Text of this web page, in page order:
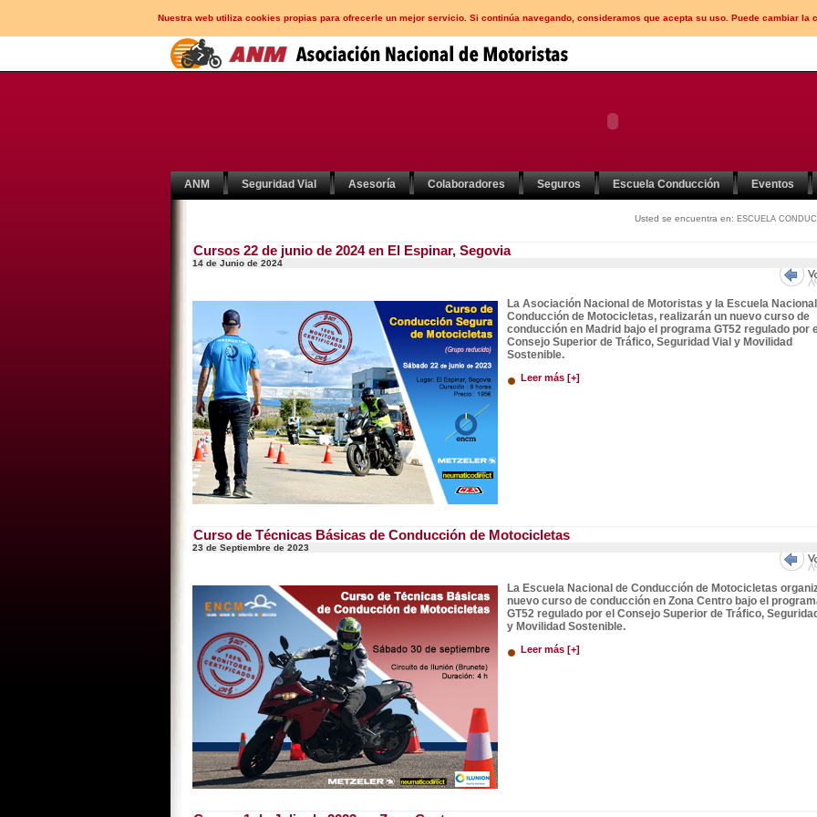
Nuestra web utiliza cookies propias para ofrecerle un mejor servicio. Si continúa navegando, consideramos que acepta su uso. Puede cambiar
ANM Seguridad Vial Asesoría Colaboradores Seguros Escuela Conducción Eventos
Usted se encuentra en: ESCUELA
Cursos 22 de junio de 2024 en El Espinar, Segovia
14 de Junio de 2024
La Asociación Nacional de Motoristas y la Escuela
Conducción de Motocicletas, realizarán un nuevo curso de
conducción en Madrid bajo el programa GT52 regulado por
Consejo Superior de Tráfico, Seguridad Vial y Movilidad
Sostenible.
Leer más [+]
Curso de Técnicas Básicas de Conducción de Motocicletas
23 de Septiembre de 2023
La Escuela Nacional de Conducción de Motocicletas
nuevo curso de conducción en Zona Centro bajo el
GT52 regulado por el Consejo Superior de Tráfico,
y Movilidad Sostenible.
Leer más [+]